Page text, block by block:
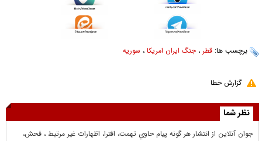
برچسب ها: قطر ،جنگ ایران امریکا ، سوریه
گزارش خطا
نظر شما
جوان آنلاين از انتشار هر گونه پيام حاوي تهمت، افترا، اظهارات غير مرتبط ، فحش،